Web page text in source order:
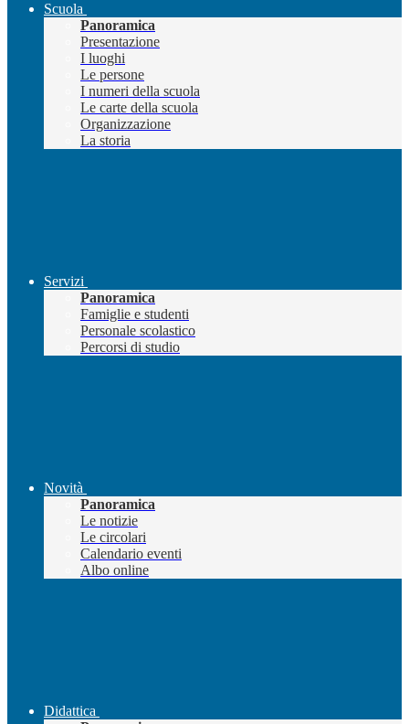
Scuola
Panoramica
Presentazione
I luoghi
Le persone
I numeri della scuola
Le carte della scuola
Organizzazione
La storia
Servizi
Panoramica
Famiglie e studenti
Personale scolastico
Percorsi di studio
Novità
Panoramica
Le notizie
Le circolari
Calendario eventi
Albo online
Didattica